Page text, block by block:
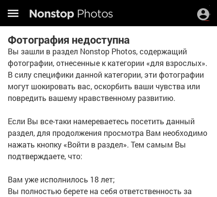
Фотография недоступна
Вы зашли в раздел Nonstop Photos, содержащий
фотографии, отнесенные к категории «для взрослых».
В силу специфики данной категории, эти фотографии
могут шокировать вас, оскорбить ваши чувства или
повредить вашему нравственному развитию.
Если Вы все-таки намереваетесь посетить данный
раздел, для продолжения просмотра Вам необходимо
нажать кнопку «Войти в раздел». Тем самым Вы
подтверждаете, что:
Вам уже исполнилось 18 лет;
Вы полностью берете на себя ответственность за